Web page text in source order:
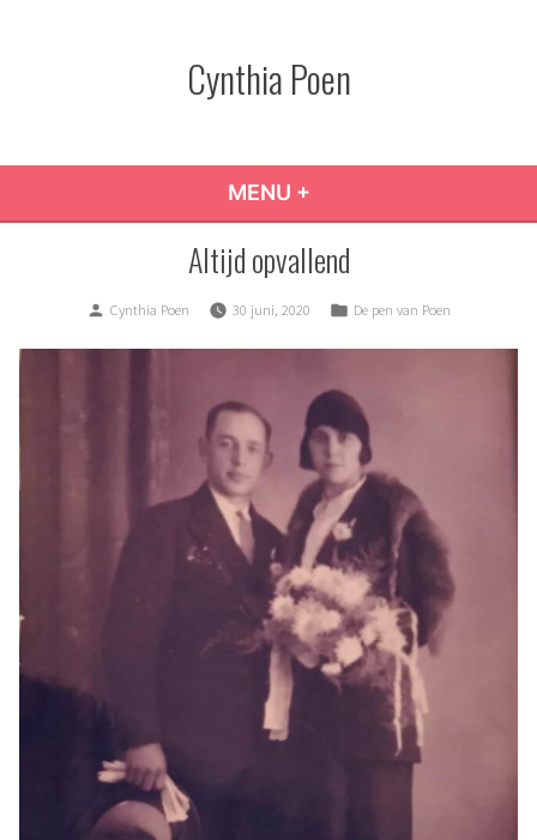
Cynthia Poen
MENU +
Altijd opvallend
Posted
Cynthia Poen 30 juni, 2020
Posted
De pen van Poen